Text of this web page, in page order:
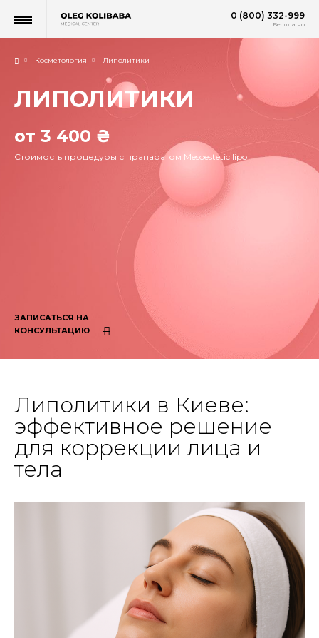
0 (800) 332-999
Бесплатно
Косметология Липолитики
ЛИПОЛИТИКИ
от 3 400 ₴
Стоимость процедуры с прапаратом Mesoestetic lipo
ЗАПИСАТЬСЯ НА
КОНСУЛЬТАЦИЮ
Липолитики в Киеве:
эффективное решение
для коррекции лица и
тела